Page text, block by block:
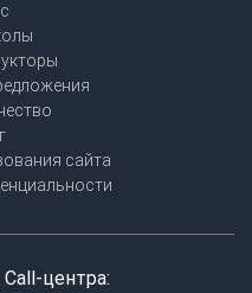
сайта
центра: